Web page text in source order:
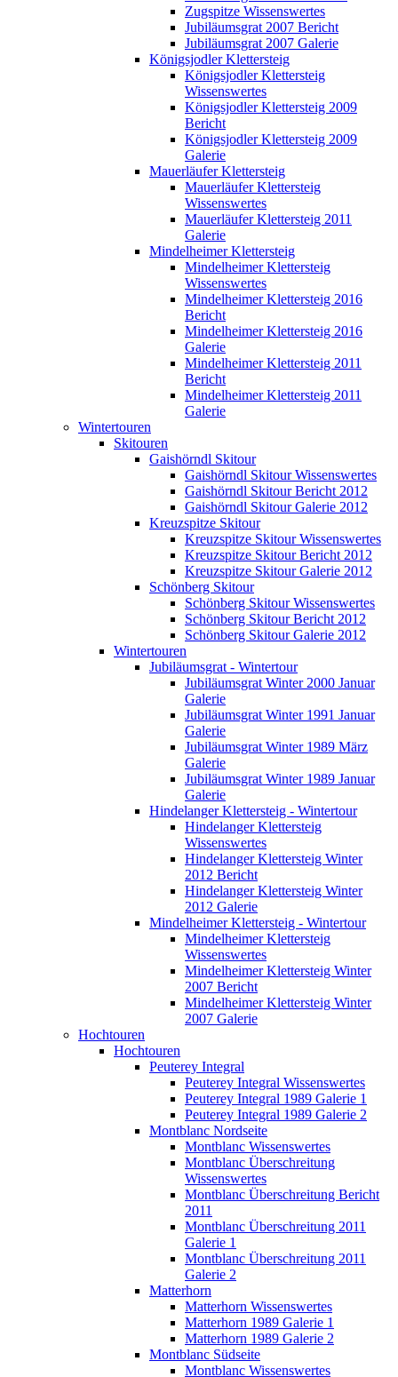
Zugspitze Wissenswertes
Jubiläumsgrat 2007 Bericht
Jubiläumsgrat 2007 Galerie
Königsjodler Klettersteig
Königsjodler Klettersteig
Wissenswertes
Königsjodler Klettersteig 2009
Bericht
Königsjodler Klettersteig 2009
Galerie
Mauerläufer Klettersteig
Mauerläufer Klettersteig
Wissenswertes
Mauerläufer Klettersteig 2011
Galerie
Mindelheimer Klettersteig
Mindelheimer Klettersteig
Wissenswertes
Mindelheimer Klettersteig 2016
Bericht
Mindelheimer Klettersteig 2016
Galerie
Mindelheimer Klettersteig 2011
Bericht
Mindelheimer Klettersteig 2011
Galerie
Wintertouren
Skitouren
Gaishörndl Skitour
Gaishörndl Skitour Wissenswertes
Gaishörndl Skitour Bericht 2012
Gaishörndl Skitour Galerie 2012
Kreuzspitze Skitour
Kreuzspitze Skitour Wissenswertes
Kreuzspitze Skitour Bericht 2012
Kreuzspitze Skitour Galerie 2012
Schönberg Skitour
Schönberg Skitour Wissenswertes
Schönberg Skitour Bericht 2012
Schönberg Skitour Galerie 2012
Wintertouren
Jubiläumsgrat - Wintertour
Jubiläumsgrat Winter 2000 Januar
Galerie
Jubiläumsgrat Winter 1991 Januar
Galerie
Jubiläumsgrat Winter 1989 März
Galerie
Jubiläumsgrat Winter 1989 Januar
Galerie
Hindelanger Klettersteig - Wintertour
Hindelanger Klettersteig
Wissenswertes
Hindelanger Klettersteig Winter
2012 Bericht
Hindelanger Klettersteig Winter
2012 Galerie
Mindelheimer Klettersteig - Wintertour
Mindelheimer Klettersteig
Wissenswertes
Mindelheimer Klettersteig Winter
2007 Bericht
Mindelheimer Klettersteig Winter
2007 Galerie
Hochtouren
Hochtouren
Peuterey Integral
Peuterey Integral Wissenswertes
Peuterey Integral 1989 Galerie 1
Peuterey Integral 1989 Galerie 2
Montblanc Nordseite
Montblanc Wissenswertes
Montblanc Überschreitung
Wissenswertes
Montblanc Überschreitung Bericht
2011
Montblanc Überschreitung 2011
Galerie 1
Montblanc Überschreitung 2011
Galerie 2
Matterhorn
Matterhorn Wissenswertes
Matterhorn 1989 Galerie 1
Matterhorn 1989 Galerie 2
Montblanc Südseite
Montblanc Wissenswertes